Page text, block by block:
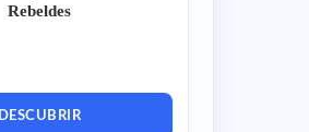
Rebeldes
DESCUBRIR